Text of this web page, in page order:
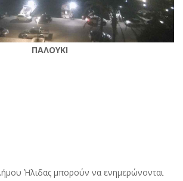
ΠΑΛΟΥΚΙ
Ήλιδας μπορούν να ενημερώνονται